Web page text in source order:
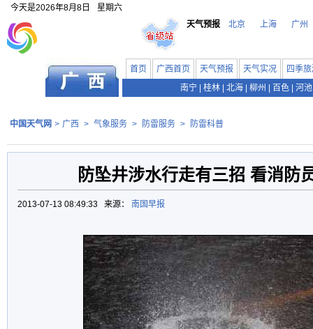
今天是2026年8月8日
星期六
天气预报
北京 上海 广州
首页 广西首页 天气预报 天气实况
四季
南宁
桂林 北海 柳州 百色 河池
中国天气网 > 广西 > 气象服务 > 防雷服务 > 防雷科普
防坠井涉水行走有三招 看消防
2013-07-13 08:49:33 来源： 南国早报